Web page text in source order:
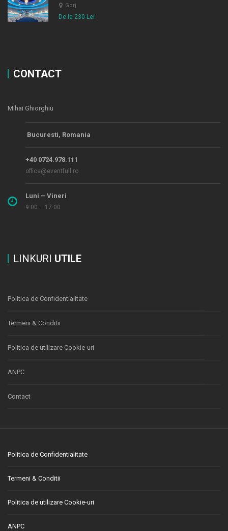
Gorj
De la 230-Lei
CONTACT
Mihai Ghiorghiu
Bucuresti, Romania
+40 0724.978.111
office@eventfull.ro
Luni – Vineri
9:00 – 17:00
LINKURI UTILE
Politica de Confidentialitate
Termeni & Conditii
Politica de utilizare Cookie-uri
ANPC
Contact
Politica de Confidentialitate
Termeni & Conditii
Politica de utilizare Cookie-uri
ANPC